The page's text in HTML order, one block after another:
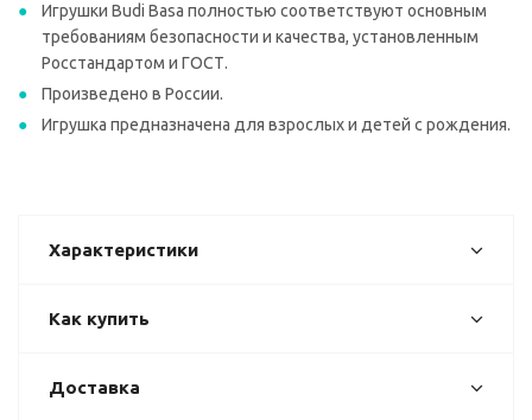
Игрушки Budi Basa полностью соответствуют основным
требованиям безопасности и качества, установленным
Росстандартом и ГОСТ.
Произведено в России.
Игрушка предназначена для взрослых и детей с рождения.
Характеристики
Как купить
Доставка